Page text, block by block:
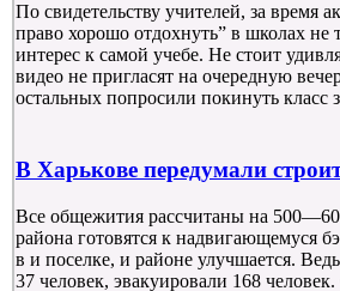
По свидетельству учителей, за время
право хорошо отдохнуть” в школах не
интерес к самой учебе. Не стоит
видео не пригласят на очередную
остальных попросили покинуть
В Харькове передумали
Все общежития рассчитаны на
района готовятся к надвигающемуся
в и поселке, и районе улучшается.
37 человек, эвакуировали 168